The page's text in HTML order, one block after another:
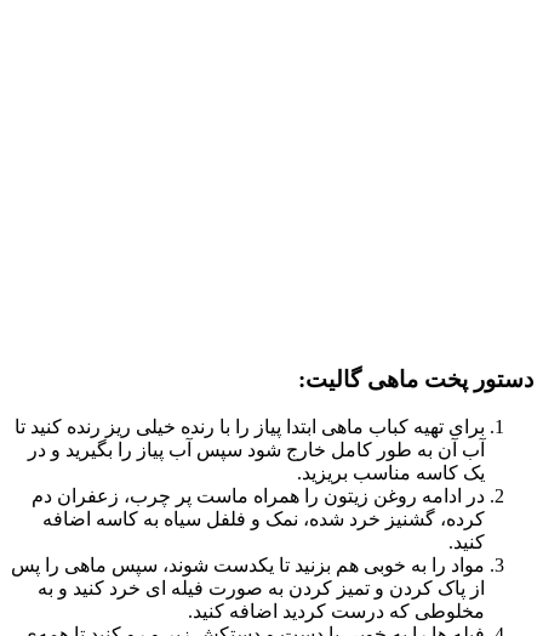
دستور پخت ماهی گالیت:
برای تهیه کباب ماهی ابتدا پیاز را با رنده خیلی ریز رنده کنید تا
آب آن به طور کامل خارج شود سپس آب پیاز را بگیرید و در
یک کاسه مناسب بریزید.
در ادامه روغن زیتون را همراه ماست پر چرب، زعفران دم
کرده، گشنیز خرد شده، نمک و فلفل سیاه به کاسه اضافه
کنید.
مواد را به خوبی هم بزنید تا یکدست شوند، سپس ماهی را پس
از پاک کردن و تمیز کردن به صورت فیله ای خرد کنید و به
مخلوطی که درست کردید اضافه کنید.